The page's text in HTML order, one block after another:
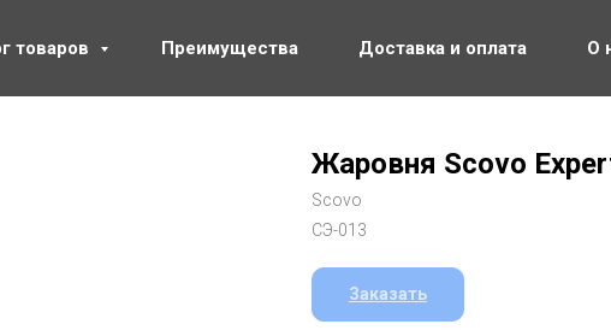
товаров Преимущества Доставка и оплата О
Жаровня Scovo
Scovo
СЭ-013
Заказать